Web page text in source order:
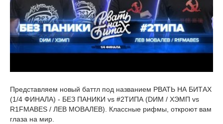
Представляем новый баттл под названием РВАТЬ НА БИТАХ
(1/4 ФИНАЛА) - БЕЗ ПАНИКИ vs #2ТИПА (DИМ / ХЭМП vs
R1FMABES / ЛЕВ МОВАЛЕВ). Классные рифмы, откроют вам
глаза на мир.